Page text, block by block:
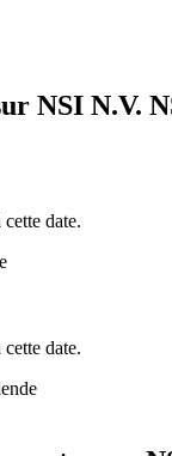
NSI N.V.
date.
date.